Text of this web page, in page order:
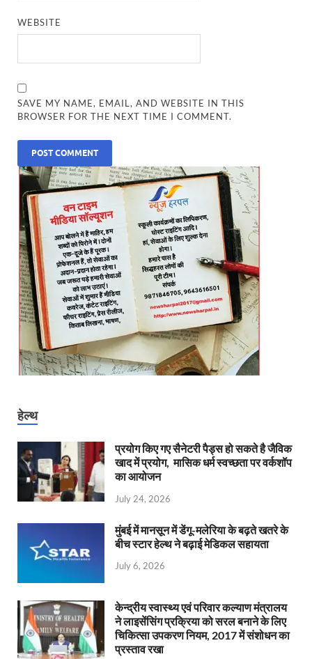
WEBSITE
SAVE MY NAME, EMAIL, AND WEBSITE IN THIS
BROWSER FOR THE NEXT TIME I COMMENT.
हेल्थ
प्रयोग किए गए सैनेटरी पैड्स हो सकते है जैविक
खाद में प्रयोग, मासिक धर्म स्वच्छता पर वर्कशॉप
का आयोजन
July 24, 2026
मुंबई में मानसून में डेंगू-मलेरिया के बढ़ते खतरे के
बीच स्टार हेल्थ ने बढ़ाई मेडिकल सहायता
July 6, 2026
केन्‍द्रीय स्वास्थ्य एवं परिवार कल्याण मंत्रालय
ने लाइसेंसिंग प्रक्रिया को सरल बनाने के लिए
चिकित्सा उपकरण नियम, 2017 में संशोधन का
प्रस्ताव रखा